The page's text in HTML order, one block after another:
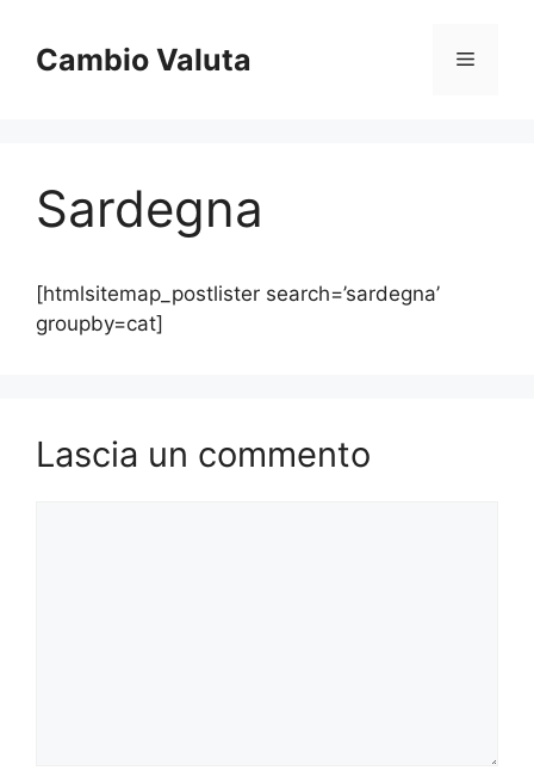
contenuto
Cambio Valuta Menu
Sardegna
[htmlsitemap_postlister search=’sardegna’
groupby=cat]
Lascia un commento